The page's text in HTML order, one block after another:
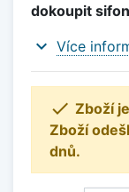
dokoupit
expand_more Více
 Zboží
Zboží
dnů.